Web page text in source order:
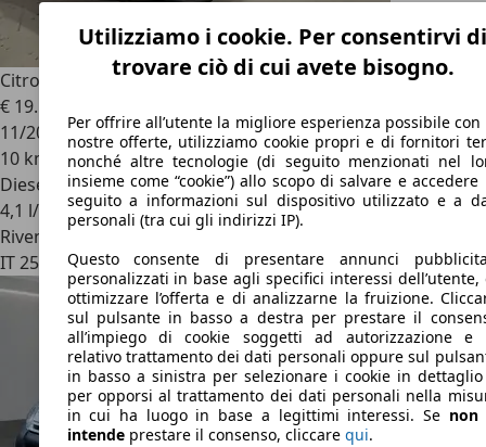
Citroen BerlingoBlueHDi 100 S&S M1 Combi MAX
€ 19.509
11/2025
10 km
Diesel
4,1 l/100 km (comb.)
Rivenditore
IT 25017Lonato Del Garda - Bs
Utilizziamo i cookie. Per consentirvi di
trovare ciò di cui avete bisogno.
Per offrire all’utente la migliore esperienza possibile con
nostre offerte, utilizziamo cookie propri e di fornitori
nonché altre tecnologie (di seguito menzionati nel
insieme come “cookie”) allo scopo di salvare e accedere
seguito a informazioni sul dispositivo utilizzato e a
personali (tra cui gli indirizzi IP).
Questo consente di presentare annunci
personalizzati in base agli specifici interessi dell’utente,
ottimizzare l’offerta e di analizzarne la fruizione.
sul pulsante in basso a destra per prestare il
all’impiego di cookie soggetti ad autorizzazione e
relativo trattamento dei dati personali oppure sul
in basso a sinistra per selezionare i cookie in
per opporsi al trattamento dei dati personali nella
in cui ha luogo in base a legittimi interessi. Se non
intendeprestare il consenso, cliccare qui.